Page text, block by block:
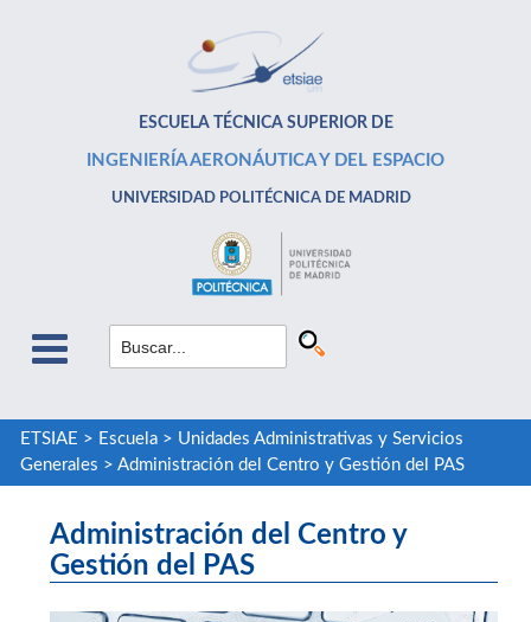
ESCUELA TÉCNICA SUPERIOR DE
INGENIERÍA AERONÁUTICA Y DEL ESPACIO
UNIVERSIDAD POLITÉCNICA DE MADRID
ETSIAE > Escuela> Unidades Administrativas y Servicios
Generales > Administración del Centro y Gestión del PAS
Administración del Centro y
Gestión del PAS